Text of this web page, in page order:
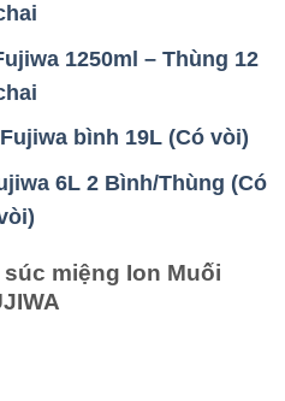
1250ml – Thùng 12
bình 19L (Có vòi)
6L 2 Bình/Thùng (Có
miệng Ion Muối